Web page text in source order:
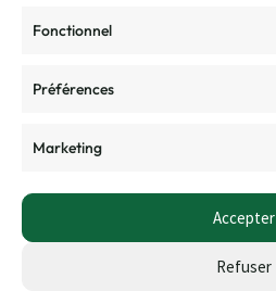
Fonctionnel
Préférences
Marketing
Accepter
Refuser
Nos boutiques